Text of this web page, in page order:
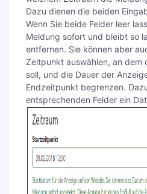
Dazu dienen die beiden
Wenn Sie beide Felder leer
Meldung sofort und bleibt so
entfernen. Sie können aber
Zeitpunkt auswählen, an dem
soll, und die Dauer der
Endzeitpunkt begrenzen.
entsprechenden Felder ein